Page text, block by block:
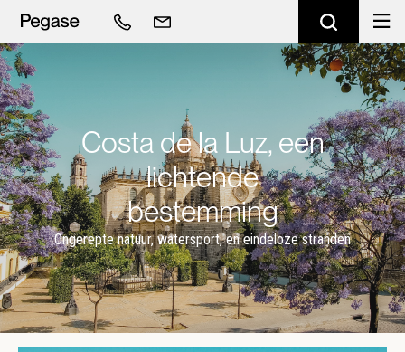
Costa de la Luz, een
lichtende
bestemming
Ongerepte natuur, watersport, en eindeloze stranden